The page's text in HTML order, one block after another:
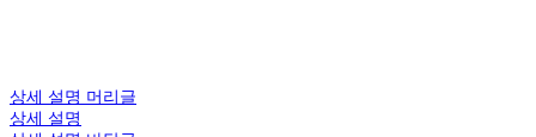
상세 설명 머리글
상세 설명